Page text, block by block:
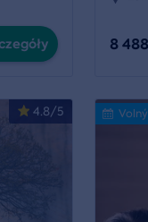
8
4.8/5